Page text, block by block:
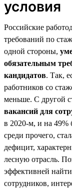
условия
Российские
требований по
одной стороны,
обязательным
кандидатов. Так,
работников со
меньше. С другой
вакансий для
в 2020-м, и на 49%
среди прочего,
дефицит,
лесную отрасль.
эффективней
сотрудников,